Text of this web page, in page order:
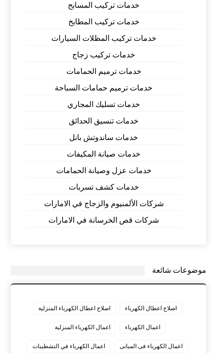
خدمات تركيب المسابح
خدمات تركيب المطابخ
خدمات تركيب المظلات السيارات
خدمات تركيب زجاج
خدمات ترميم الحمامات
خدمات ترميم حمامات السباحة
خدمات تسليك المجاري
خدمات تنسيق الحدائق
خدمات ساندوتش بانل
خدمات صيانة المكيفات
خدمات عزل وصيانة الحمامات
خدمات كشف تسربات
شركات الألمنيوم والزجاج في الامارات
شركات قص الخرسانة في الامارات
موضوعات شائعة
اصلاح اعطال الكهرباء اصلاح اعطال الكهرباء المنزلية
اعمال الكهرباء اعمال الكهرباء المنزلية
اعمال الكهرباء فى المبانى اعمال الكهرباء في التشطيبات